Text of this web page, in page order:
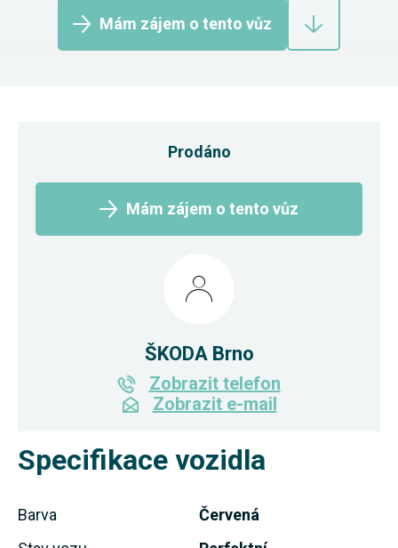
Mám zájem o tento vůz
Specifikace vozidla
Barva
Červená
Prodáno
Mám zájem o tento vůz
ŠKODA Brno
Zobrazit telefon
Zobrazit e-mail